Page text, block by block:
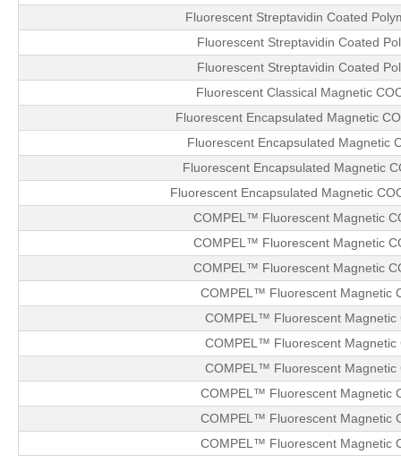
Fluorescent Streptavidin Coated
Fluorescent Streptavidin Coated
Fluorescent Streptavidin Coated
Fluorescent Classical Magnetic
Fluorescent Encapsulated Magnetic
Fluorescent Encapsulated Magnetic
Fluorescent Encapsulated Magnetic
Fluorescent Encapsulated Magnetic
COMPEL™ Fluorescent Magnetic
COMPEL™ Fluorescent Magnetic
COMPEL™ Fluorescent Magnetic
COMPEL™ Fluorescent Magnetic
COMPEL™ Fluorescent Magnetic
COMPEL™ Fluorescent Magnetic
COMPEL™ Fluorescent Magnetic
COMPEL™ Fluorescent Magnetic
COMPEL™ Fluorescent Magnetic
COMPEL™ Fluorescent Magnetic